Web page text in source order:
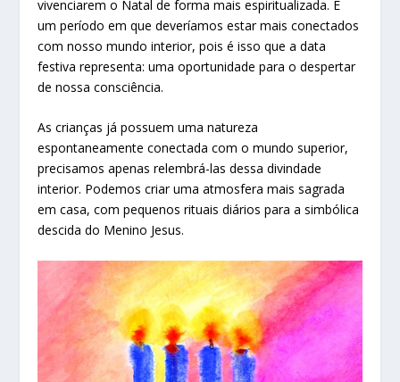
vivenciarem o Natal de forma mais espiritualizada. É
um período em que deveríamos estar mais conectados
com nosso mundo interior, pois é isso que a data
festiva representa: uma oportunidade para o despertar
de nossa consciência.
As crianças já possuem uma natureza
espontaneamente conectada com o mundo superior,
precisamos apenas relembrá-las dessa divindade
interior. Podemos criar uma atmosfera mais sagrada
em casa, com pequenos rituais diários para a simbólica
descida do Menino Jesus.